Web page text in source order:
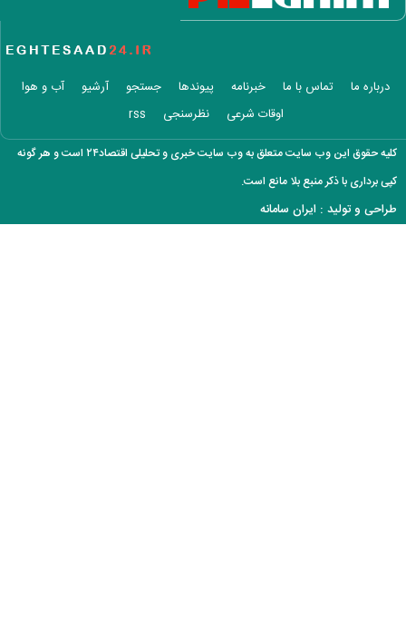
حزب قوات اللبنانیه؛ از همکاری با اسرائیل تا مخالفت با ایران / پرونده پیچیده
روایتی از ساختار تجارت غذایی / ایران با وجود خطر جنگ، چگونه امنیت
غذایی خود را تأمین می‌کند؟
عجیب‌ترین داده‌های تورمی تاریخ ایران برای دهک دوم ثبت شد/ افزایش
افزایش اندک در قیمت اونس جهانی/ پیشروی طلا چقدر شد؟
دلار روی کانال ۱۸۷ هزار تومانی ثابت باقی ماند
افزایش اعتبار کالابرگ جدی شد/ نشست مشترک وزارت اقتصاد و رفاه
بازدهی منفی طلا و سکه در هفته دوم مرداد ۱۴۰۵
درباره ما تماس با ما خبرنامه پیوندها جستجو آرشیو
آب و هوا
اوقات شرعی
نظرسنجی rss
کلیه حقوق این وب سایت متعلق به وب سایت خبری و تحلیلی اقتصاد۲۴ است و هر گونه
کپی برداری با ذکر منبع بلا مانع است.
طراحی و تولید : ایران سامانه